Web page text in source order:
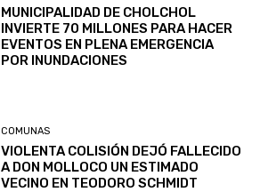
MUNICIPALIDAD DE CHOLCHOL
INVIERTE 70 MILLONES PARA HACER
EVENTOS EN PLENA EMERGENCIA
POR INUNDACIONES
COMUNAS
VIOLENTA COLISIÓN DEJÓ FALLECIDO
A DON MOLLOCO UN ESTIMADO
VECINO EN TEODORO SCHMIDT